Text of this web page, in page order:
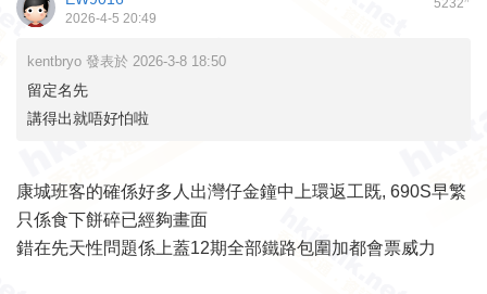
5232
2026-4-5 20:49
kentbryo 發表於 2026-3-8 18:50
留定名先
講得出就唔好怕啦
康城班客的確係好多人出灣仔金鐘中上環返工既, 690S早繁
只係食下餅碎已經夠畫面
錯在先天性問題係上蓋12期全部鐵路包圍加都會票威力